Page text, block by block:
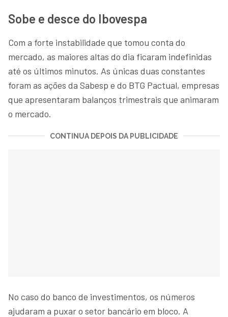
Sobe e desce do Ibovespa
Com a forte instabilidade que tomou conta do
mercado, as maiores altas do dia ficaram indefinidas
até os últimos minutos. As únicas duas constantes
foram as ações da Sabesp e do BTG Pactual, empresas
que apresentaram balanços trimestrais que animaram
o mercado.
CONTINUA DEPOIS DA PUBLICIDADE
No caso do banco de investimentos, os números
ajudaram a puxar o setor bancário em bloco. A